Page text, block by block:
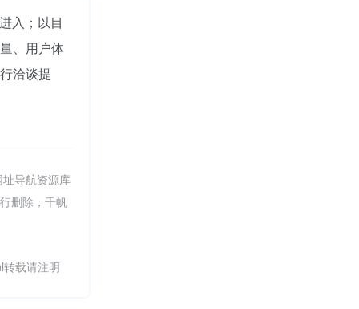
入；以目
、用户体
洽谈提
导航资源库
删除，千帆
载请注明